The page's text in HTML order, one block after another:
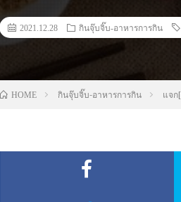
2021.12.28 กินจุ๊บจิ๊บ-อาหารการกิน
HOME กินจุ๊บจิ๊บ-อาหารการกิน แจก